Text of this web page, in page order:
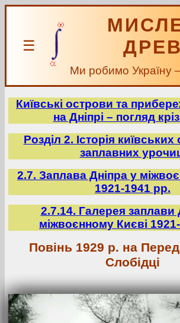
☰
Ми робимо Україну
Київські острови та
на Дніпрі – погляд
Розділ 2. Історія київських
заплавних
2.7. Заплава Дніпра у
1921-1941 рр.
2.7.14. Галерея заплави
міжвоєнному Києві
Повінь 1929 р. на
Слобідці